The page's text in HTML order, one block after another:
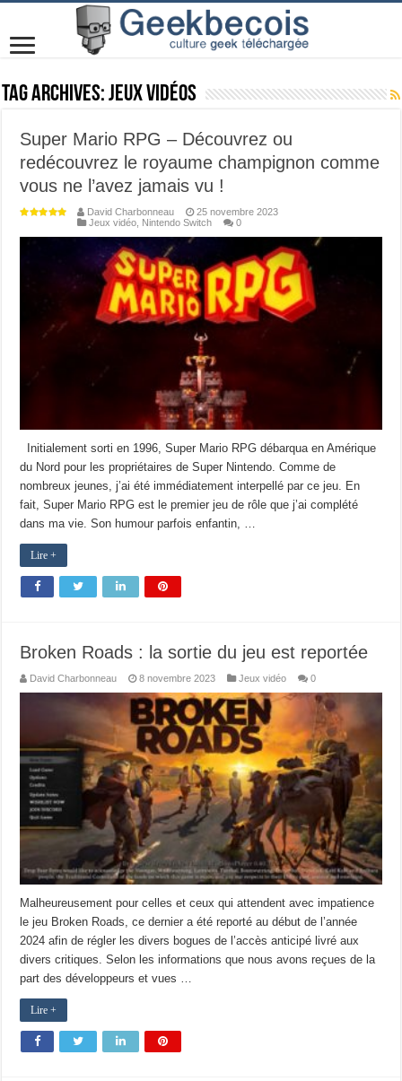
Tag Archives:Jeux Vidéos
Super Mario RPG – Découvrez ou
redécouvrez le royaume champignon comme
vous ne l’avez jamais vu !
David Charbonneau
25 novembre 2023
Jeux vidéo Nintendo Switch 0
Initialement sorti en 1996, Super Mario RPG débarqua en Amérique
du Nord pour les propriétaires de Super Nintendo. Comme de
nombreux jeunes, j’ai été immédiatement interpellé par ce jeu. En
fait, Super Mario RPG est le premier jeu de rôle que j’ai complété
dans ma vie. Son humour parfois enfantin, …
Lire +
Broken Roads : la sortie du jeu est reportée
David Charbonneau 8 novembre 2023 Jeux vidéo 0
Malheureusement pour celles et ceux qui attendent avec impatience
le jeu Broken Roads, ce dernier a été reporté au début de l’année
2024 afin de régler les divers bogues de l’accès anticipé livré aux
divers critiques. Selon les informations que nous avons reçues de la
part des développeurs et vues …
Lire +